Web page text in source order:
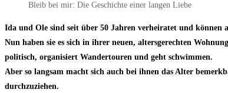
Bleib bei mir: Die Geschichte einer langen Liebe
Ida und Ole sind seit über 50 Jahren verheiratet und können
Nun haben sie es sich in ihrer neuen, altersgerechten
politisch, organisiert Wandertouren und geht schwimmen.
Aber so langsam macht sich auch bei ihnen das Alter
durchzuziehen.